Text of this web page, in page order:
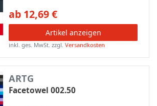
ab 12,69 €
Artikel anzeigen
inkl. ges. MwSt. zzgl.Versandkosten
ARTG
Facetowel 002.50